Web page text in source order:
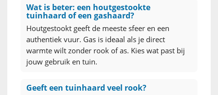
Wat is beter: een houtgestookte
tuinhaard of een gashaard?
Houtgestookt geeft de meeste sfeer en een
authentiek vuur. Gas is ideaal als je direct
warmte wilt zonder rook of as. Kies wat past bij
jouw gebruik en tuin.
Geeft een tuinhaard veel rook?